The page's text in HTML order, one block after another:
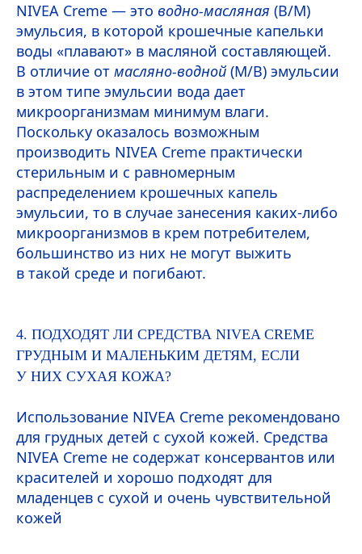
NIVEA Creme — это водно-масляная (В/М)
эмульсия, в которой крошечные капельки
воды «плавают» в масляной составляющей.
В отличие от масляно-водной (М/В) эмульсии
в этом типе эмульсии вода дает
микроорганизмам минимум влаги.
Поскольку оказалось возможным
производить NIVEA Creme практически
стерильным и с равномерным
распределением крошечных капель
эмульсии, то в случае занесения каких-либо
микроорганизмов в крем потребителем,
большинство из них не могут выжить
в такой среде и погибают.
4. ПОДХОДЯТ ЛИ СРЕДСТВА NIVEA CREME
ГРУДНЫМ И МАЛЕНЬКИМ ДЕТЯМ, ЕСЛИ
У НИХ СУХАЯ КОЖА?
Использование NIVEA Creme рекомендовано
для грудных детей с сухой кожей. Средства
NIVEA Creme не содержат консервантов или
красителей и хорошо подходят для
младенцев с сухой и очень чувствительной
кожей